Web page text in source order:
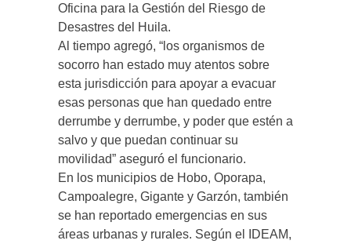
Oficina para la Gestión del Riesgo de
Desastres del Huila.
Al tiempo agregó, “los organismos de
socorro han estado muy atentos sobre
esta jurisdicción para apoyar a evacuar
esas personas que han quedado entre
derrumbe y derrumbe, y poder que estén a
salvo y que puedan continuar su
movilidad” aseguró el funcionario.
En los municipios de Hobo, Oporapa,
Campoalegre, Gigante y Garzón, también
se han reportado emergencias en sus
áreas urbanas y rurales. Según el IDEAM,